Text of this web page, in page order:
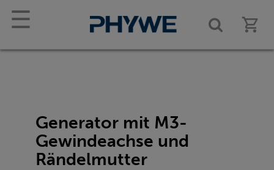
☰
Generator mit M3-
Gewindeachse und
Rändelmutter